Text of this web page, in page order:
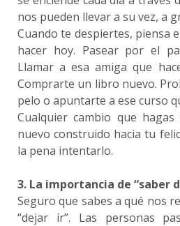
nos pueden llevar a su vez, a
Cuando te despiertes, piensa
hacer hoy. Pasear por el
Llamar a esa amiga que
Comprarte un libro nuevo.
pelo o apuntarte a ese curso
Cualquier cambio que
nuevo construido hacia tu
la pena intentarlo.
3. La importancia de “saber
Seguro que sabes a qué nos
“dejar ir”. Las personas